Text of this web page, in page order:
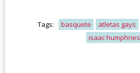
Tags: basquete atletas gays
isaac humphries